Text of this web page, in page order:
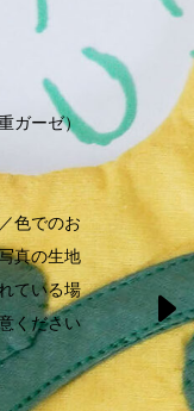
ガーゼ）
色でのお
真の生地
ている場
ください